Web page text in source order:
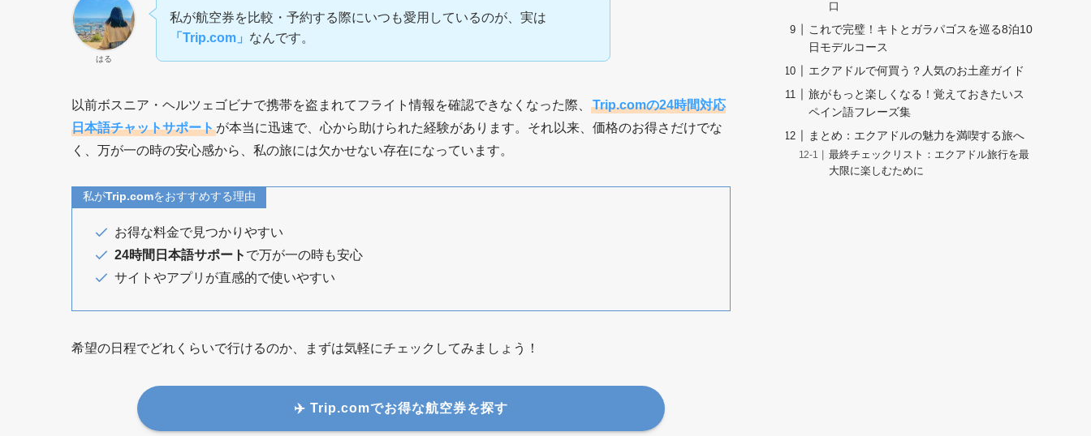
はる
私が航空券を比較・予約する際にいつも愛用しているのが、実は
「Trip.com」 なんです。
以前ボスニア・ヘルツェゴビナで携帯を盗まれてフライト情報を確認できなくなった際、
Trip.comの24時間対応
日本語チャットサポートが本当に迅速で、心から助けられた経験があります。それ以来、価格のお得さだけでな
く、万が一の時の安心感から、私の旅には欠かせない存在になっています。
私がTrip.comをおすすめする理由
お得な料金で見つかりやすい
24時間日本語サポート で万が一の時も安心
サイトやアプリが直感的で使いやすい
希望の日程でどれくらいで行けるのか、まずは気軽にチェックしてみましょう！
✈️ Trip.comでお得な航空券を探す
口
これで完璧！キトとガラパゴスを巡る8泊10
日モデルコース
エクアドルで何買う？人気のお土産ガイド
旅がもっと楽しくなる！覚えておきたいス
ペイン語フレーズ集
まとめ：エクアドルの魅力を満喫する旅へ
最終チェックリスト：エクアドル旅行を最
大限に楽しむために